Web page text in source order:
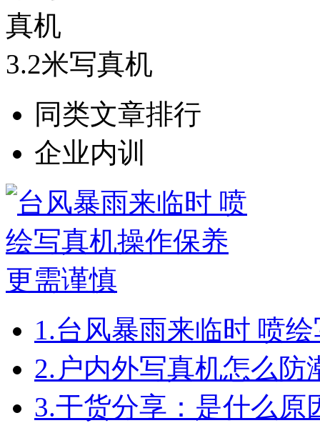
3.2米写真机
同类文章排行
企业内训
1.台风暴雨来临时 喷
2. 户内外写真机怎么
3.干货分享：是什么原